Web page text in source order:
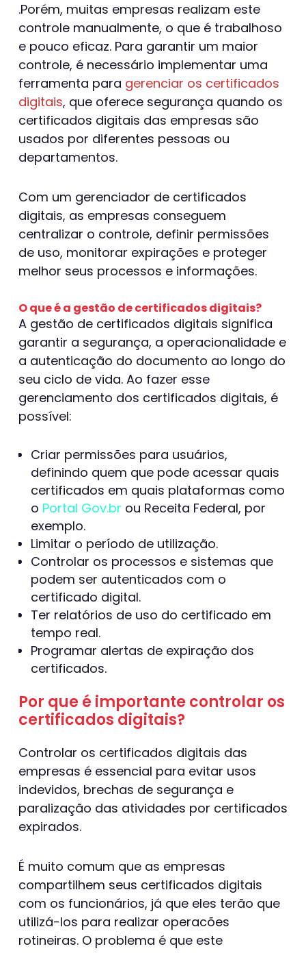
.Porém, muitas empresas realizam este
controle manualmente, o que é trabalhoso
e pouco eficaz. Para garantir um maior
controle, é necessário implementar uma
ferramenta para gerenciar os certificados
digitais, que oferece segurança quando os
certificados digitais das empresas são
usados por diferentes pessoas ou
departamentos.
Com um gerenciador de certificados
digitais, as empresas conseguem
centralizar o controle, definir permissões
de uso, monitorar expirações e proteger
melhor seus processos e informações.
O que é a gestão de certificados digitais?
A gestão de certificados digitais significa
garantir a segurança, a operacionalidade e
a autenticação do documento ao longo do
seu ciclo de vida. Ao fazer esse
gerenciamento dos certificados digitais, é
possível:
Criar permissões para usuários,
definindo quem que pode acessar quais
certificados em quais plataformas como
o Portal Gov.br ou Receita Federal, por
exemplo.
Limitar o período de utilização.
Controlar os processos e sistemas que
podem ser autenticados com o
certificado digital.
Ter relatórios de uso do certificado em
tempo real.
Programar alertas de expiração dos
certificados.
Por que é importante controlar os
certificados digitais?
Controlar os certificados digitais das
empresas é essencial para evitar usos
indevidos, brechas de segurança e
paralização das atividades por certificados
expirados.
É muito comum que as empresas
compartilhem seus certificados digitais
com os funcionários, já que eles terão que
utilizá-los para realizar operacões
rotineiras. O problema é que este